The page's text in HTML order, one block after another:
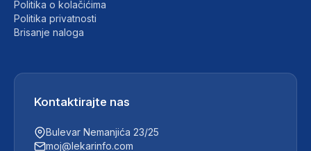
Politika o kolačićima
Politika privatnosti
Brisanje naloga
Kontaktirajte nas
Bulevar Nemanjića 23/25
moj@lekarinfo.com